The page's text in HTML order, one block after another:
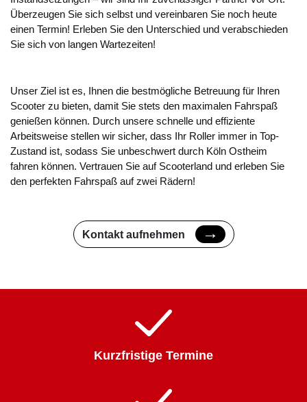
Überzeugen Sie sich selbst und vereinbaren Sie noch heute
einen Termin! Erleben Sie den Unterschied und verabschieden
Sie sich von langen Wartezeiten!
Unser Ziel ist es, Ihnen die bestmögliche Betreuung für Ihren
Scooter zu bieten, damit Sie stets den maximalen Fahrspaß
genießen können. Durch unsere schnelle und effiziente
Arbeitsweise stellen wir sicher, dass Ihr Roller immer in Top-
Zustand ist, sodass Sie unbeschwert durch Köln Ostheim
fahren können. Vertrauen Sie auf Scooterland und erleben Sie
den perfekten Fahrspaß auf zwei Rädern!
Kontakt aufnehmen
Kurzfristige Termine